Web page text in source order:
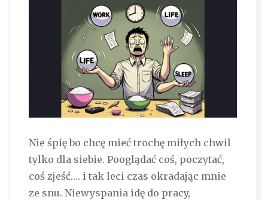
Nie śpię bo chcę mieć trochę miłych chwil
tylko dla siebie. Pooglądać coś, poczytać,
coś zjeść…. i tak leci czas okradając mnie
ze snu. Niewyspania idę do pracy,